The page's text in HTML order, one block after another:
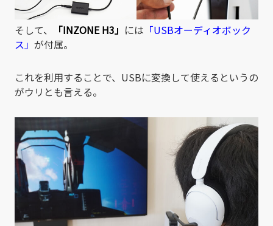
そして、 「INZONE H3」 には 「USBオーディオボック
ス」 が付属。
これを利用することで、USBに変換して使えるというの
がウリとも言える。